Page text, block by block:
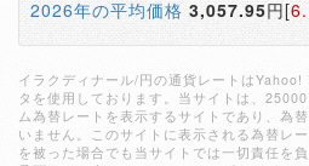
2026年の平均価格 3,057.95円[
イラクディナール/円の通貨レートは
タを使用しております。当サイトは、
ム為替レートを表示するサイトであり、為
いません。このサイトに表示される為替レ
を被った場合でも当サイトでは一切責任を